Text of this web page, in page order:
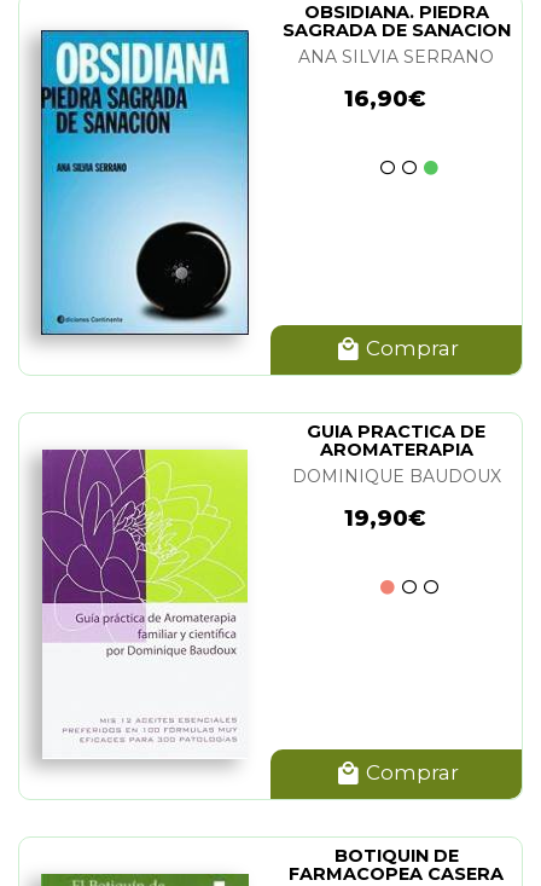
OBSIDIANA. PIEDRA
SAGRADA DE SANACION
ANA SILVIA SERRANO
16,90€
Comprar
GUIA PRACTICA DE
AROMATERAPIA
FAMILIAR Y CIENTIFICA
DOMINIQUE BAUDOUX
19,90€
Comprar
BOTIQUIN DE
FARMACOPEA CASERA